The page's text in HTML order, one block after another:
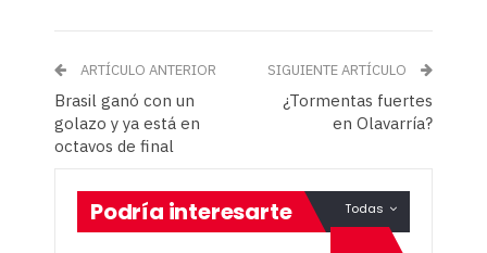
ARTÍCULO ANTERIOR
Brasil ganó con un
golazo y ya está en
octavos de final
SIGUIENTE ARTÍCULO
¿Tormentas fuertes
en Olavarría?
Todas
Podría interesarte